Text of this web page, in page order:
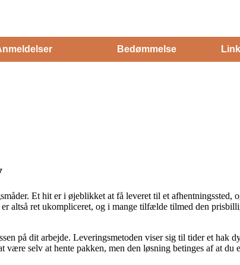
Bedømmelse Link
Et hit er i øjeblikket at få leveret til et afhentningssted,
altså ret ukompliceret, og i mange tilfælde tilmed den
på dit arbejde. Leveringsmetoden viser sig til tider et hak
selv at hente pakken, men den løsning betinges af at du